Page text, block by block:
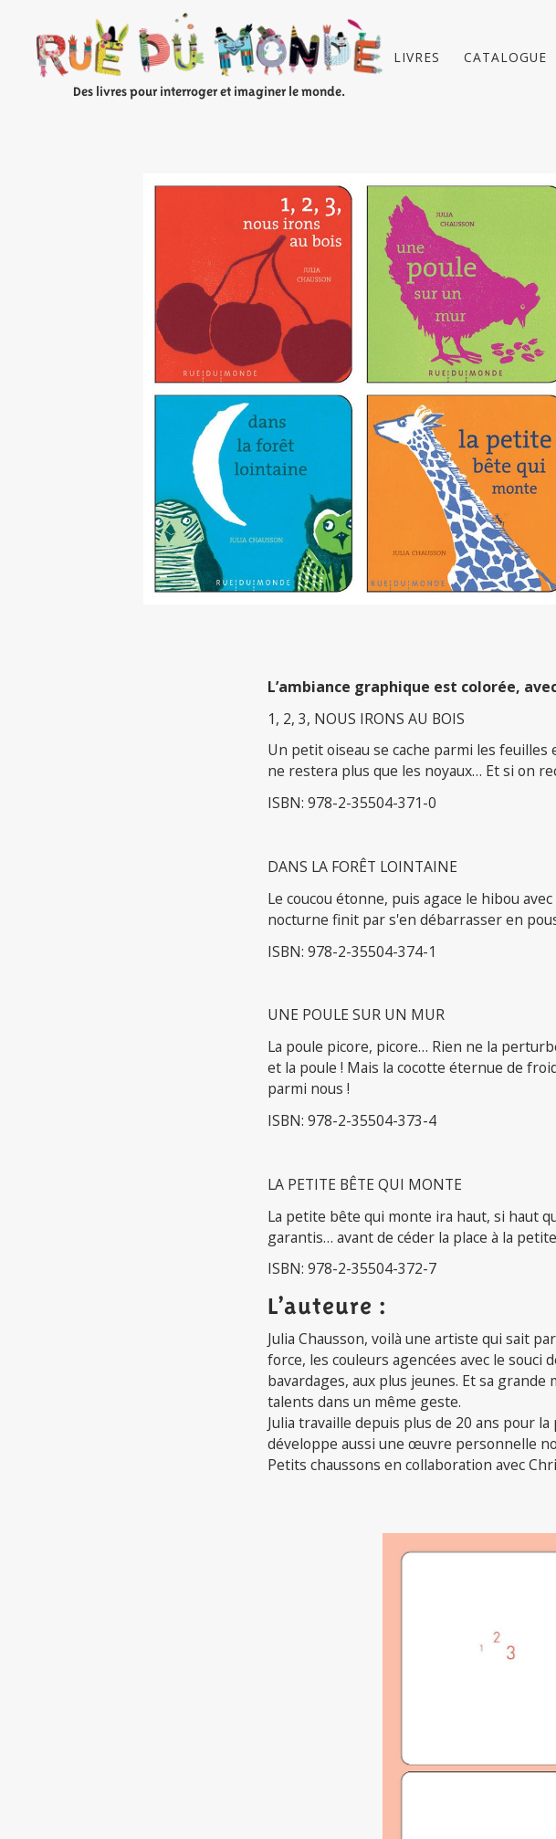
Des livres pour interroger et imaginer le monde.
LIVRES CATALOGUE
L’ambiance graphique est colorée,
1, 2, 3, NOUS IRONS AU BOIS
Un petit oiseau se cache parmi les
ne restera plus que les noyaux… Et si on
ISBN: 978-2-35504-371-0
DANS LA FORÊT LOINTAINE
Le coucou étonne, puis agace le hibou
nocturne finit par s'en débarrasser en
ISBN: 978-2-35504-374-1
UNE POULE SUR UN MUR
La poule picore, picore… Rien ne la
et la poule ! Mais la cocotte éternue de
parmi nous !
ISBN: 978-2-35504-373-4
LA PETITE BÊTE QUI MONTE
La petite bête qui monte ira haut, si haut
garantis… avant de céder la place à la
ISBN: 978-2-35504-372-7
L’auteure :
Julia Chausson, voilà une artiste qui sait
force, les couleurs agencées avec le souci
bavardages, aux plus jeunes. Et sa
talents dans un même geste.
Julia travaille depuis plus de 20 ans pour
développe aussi une œuvre personnelle
Petits chaussons en collaboration avec